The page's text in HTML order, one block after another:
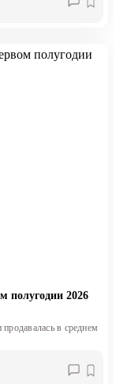
полугодии 2026
в среднем